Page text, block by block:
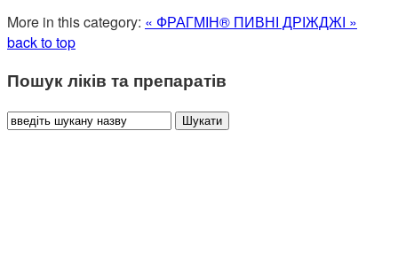
More in this category: « ФРАГМІН® ПИВНІ ДРІЖДЖІ »
back to top
Пошук ліків та препаратів